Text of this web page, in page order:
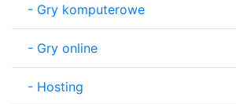
- Gry komputerowe
- Gry online
- Hosting